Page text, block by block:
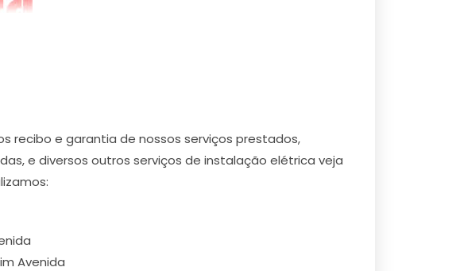
recibo e garantia de nossos serviços prestados,
e diversos outros serviços de instalação elétrica veja
Avenida